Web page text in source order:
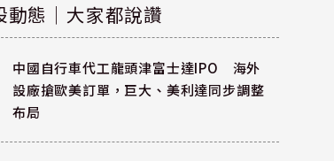
動態｜大家都說讚
中國自行車代工龍頭津富士達IPO 海外
設廠搶歐美訂單，巨大、美利達同步調整
布局